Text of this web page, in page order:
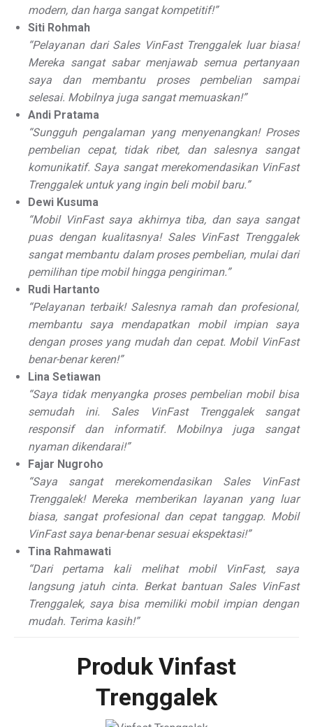
modern, dan harga sangat kompetitif!”
Siti Rohmah
“Pelayanan dari Sales VinFast Trenggalek luar biasa!
Mereka sangat sabar menjawab semua pertanyaan
saya dan membantu proses pembelian sampai
selesai. Mobilnya juga sangat memuaskan!”
Andi Pratama
“Sungguh pengalaman yang menyenangkan! Proses
pembelian cepat, tidak ribet, dan salesnya sangat
komunikatif. Saya sangat merekomendasikan VinFast
Trenggalek untuk yang ingin beli mobil baru.”
Dewi Kusuma
“Mobil VinFast saya akhirnya tiba, dan saya sangat
puas dengan kualitasnya! Sales VinFast Trenggalek
sangat membantu dalam proses pembelian, mulai dari
pemilihan tipe mobil hingga pengiriman.”
Rudi Hartanto
“Pelayanan terbaik! Salesnya ramah dan profesional,
membantu saya mendapatkan mobil impian saya
dengan proses yang mudah dan cepat. Mobil VinFast
benar-benar keren!”
Lina Setiawan
“Saya tidak menyangka proses pembelian mobil bisa
semudah ini. Sales VinFast Trenggalek sangat
responsif dan informatif. Mobilnya juga sangat
nyaman dikendarai!”
Fajar Nugroho
“Saya sangat merekomendasikan Sales VinFast
Trenggalek! Mereka memberikan layanan yang luar
biasa, sangat profesional dan cepat tanggap. Mobil
VinFast saya benar-benar sesuai ekspektasi!”
Tina Rahmawati
“Dari pertama kali melihat mobil VinFast, saya
langsung jatuh cinta. Berkat bantuan Sales VinFast
Trenggalek, saya bisa memiliki mobil impian dengan
mudah. Terima kasih!”
Produk Vinfast
Trenggalek